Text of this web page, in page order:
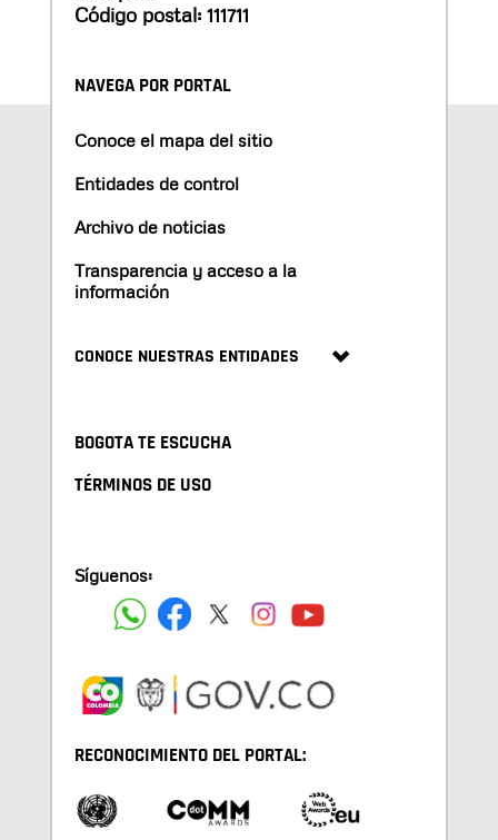
Código postal: 111711
NAVEGA POR PORTAL
Conoce el mapa del sitio
Entidades de control
Archivo de noticias
Transparencia y acceso a la
información
CONOCE NUESTRAS ENTIDADES
BOGOTA TE ESCUCHA
TÉRMINOS DE USO
Síguenos:
RECONOCIMIENTO DEL PORTAL: